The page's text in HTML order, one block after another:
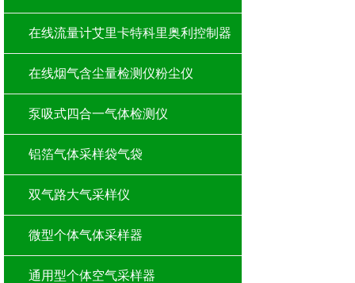
在线流量计艾里卡特科里奥利控制器
在线烟气含尘量检测仪粉尘仪
泵吸式四合一气体检测仪
铝箔气体采样袋气袋
双气路大气采样仪
微型个体气体采样器
通用型个体空气采样器